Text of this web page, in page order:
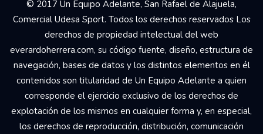
© 2017 Un Equipo Adelante, San Rafael de Alajuela,
Comercial Udesa Sport. Todos los derechos reservados Los
derechos de propiedad intelectual del web
everardoherrera.com, su código fuente, diseño, estructura de
navegación, bases de datos y los distintos elementos en él
contenidos son titularidad de Un Equipo Adelante a quien
corresponde el ejercicio exclusivo de los derechos de
explotación de los mismos en cualquier forma y, en especial,
los derechos de reproducción, distribución, comunicación